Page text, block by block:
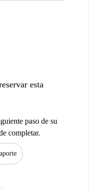
esta
paso de su
completar.